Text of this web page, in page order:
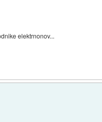
elektrnonov...